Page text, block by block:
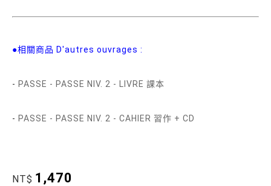
●相關商品 D'autres ouvrages :
- PASSE - PASSE NIV. 2 - LIVRE 課本
- PASSE - PASSE NIV. 2 - CAHIER 習作 + CD
NT$ 1,470